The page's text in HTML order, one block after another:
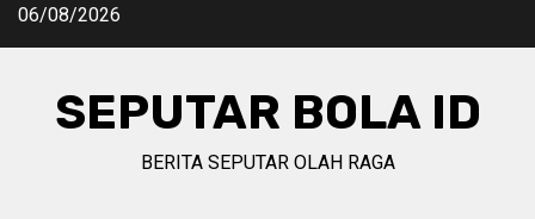
Skip06/08/2026
SEPUTAR BOLA ID
BERITA SEPUTAR OLAH RAGA